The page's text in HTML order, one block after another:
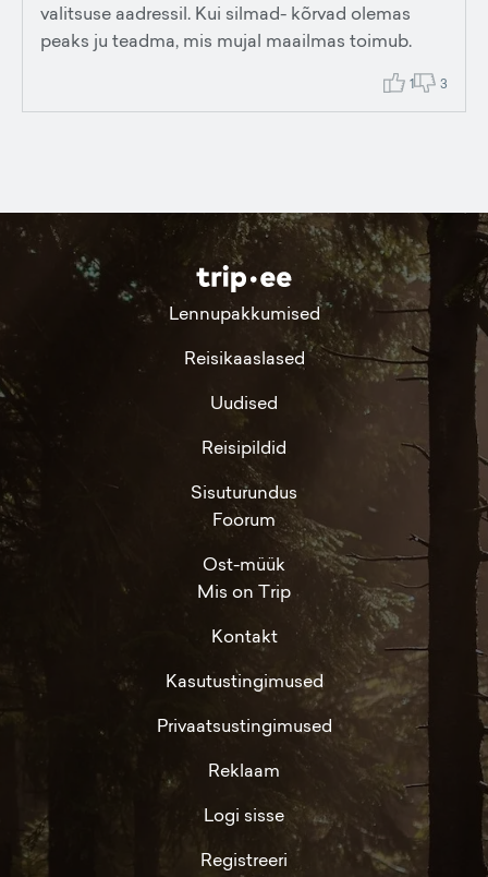
valitsuse aadressil. Kui silmad- kõrvad olemas
peaks ju teadma, mis mujal maailmas toimub.
1 3
Lennupakkumised
Reisikaaslased
Uudised
Reisipildid
Sisuturundus
Foorum
Ost-müük
Mis on Trip
Kontakt
Kasutustingimused
Privaatsustingimused
Reklaam
Logi sisse
Registreeri